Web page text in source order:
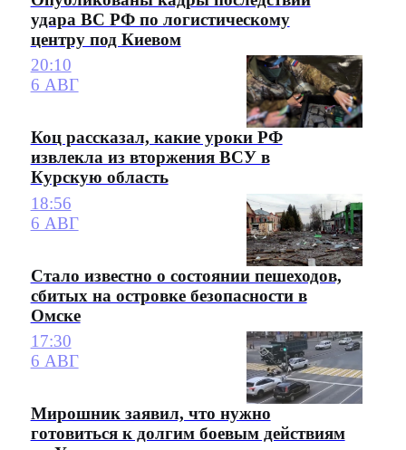
удара ВС РФ по логистическому
центру под Киевом
20:10
6 АВГ
Коц рассказал, какие уроки РФ
извлекла из вторжения ВСУ в
Курскую область
18:56
6 АВГ
Стало известно о состоянии пешеходов,
сбитых на островке безопасности в
Омске
17:30
6 АВГ
Мирошник заявил, что нужно
готовиться к долгим боевым действиям